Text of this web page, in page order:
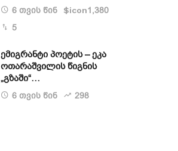
6 თვის წინ $icon1,380
5
ემიგრანტი პოეტის – ეკა
ოთარაშვილის წიგნის
„გზაში“…
6 თვის წინ 298